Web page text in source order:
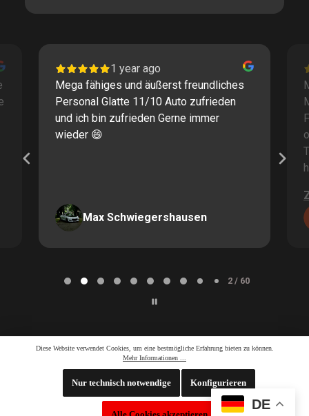
DE
Whatsapp LiveChat
Diese Website verwendet Cookies, um eine bestmögliche Erfahrung bieten zu können.
Mehr Informationen ...
Nur technisch notwendige Konfigurieren
1 year ago
Mega fähiges und äußerst freundliches
Personal Glatte 11/10 Auto zufrieden
und ich bin zufrieden Gerne immer
wieder 😄
Max Schwiegershausen
2 / 60